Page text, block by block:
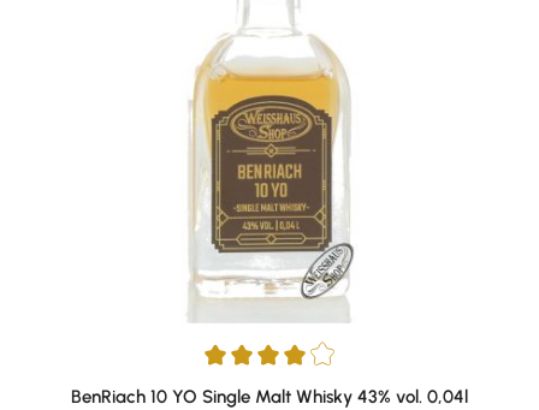
Durchschnittliche Bewertung von 4 von 5 Sternen
BenRiach 10 YO Single Malt Whisky 43% vol. 0,04l